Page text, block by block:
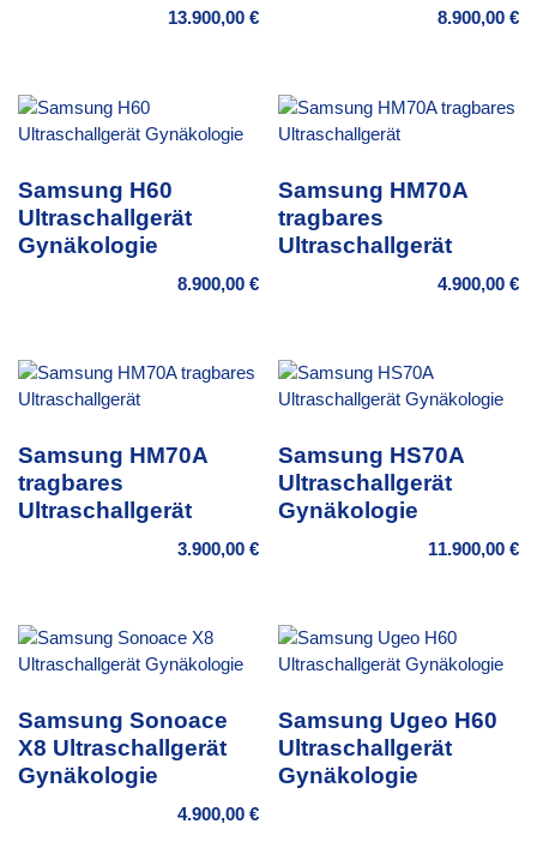
13.900,00 € 8.900,00 €
Samsung H60
Ultraschallgerät
Gynäkologie
8.900,00 €
Samsung HM70A
tragbares
Ultraschallgerät
4.900,00 €
Samsung HM70A
tragbares
Ultraschallgerät
3.900,00 €
Samsung HS70A
Ultraschallgerät
Gynäkologie
11.900,00 €
Samsung Sonoace
X8 Ultraschallgerät
Gynäkologie
4.900,00 €
Samsung Ugeo H60
Ultraschallgerät
Gynäkologie